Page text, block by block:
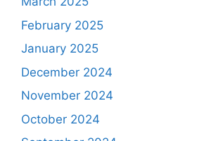
February 2025
January 2025
December 2024
November 2024
October 2024